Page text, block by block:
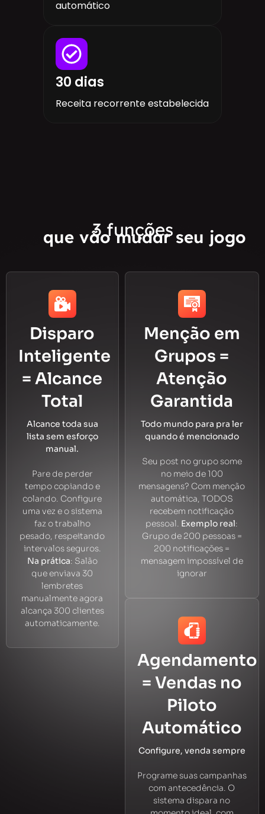
automático
30 dias
Receita recorrente estabelecida
3 funções
que vão mudar seu jogo
Disparo
Inteligente
= Alcance
Total
Alcance toda sua
lista sem esforço
manual.
Pare de perder
tempo copiando e
colando. Configure
uma vez e o sistema
faz o trabalho
pesado, respeitando
intervalos seguros.
Na prática: Salão
que enviava 30
lembretes
manualmente agora
alcança 300 clientes
automaticamente.
Menção em
Grupos =
Atenção
Garantida
Todo mundo para pra ler
quando é mencionado
Seu post no grupo some
no meio de 100
mensagens? Com menção
automática, TODOS
recebem notificação
pessoal. Exemplo real:
Grupo de 200 pessoas =
200 notificações =
mensagem impossível de
ignorar
Agendamento
= Vendas no
Piloto
Automático
Configure, venda sempre
Programe suas campanhas
com antecedência. O
sistema dispara no